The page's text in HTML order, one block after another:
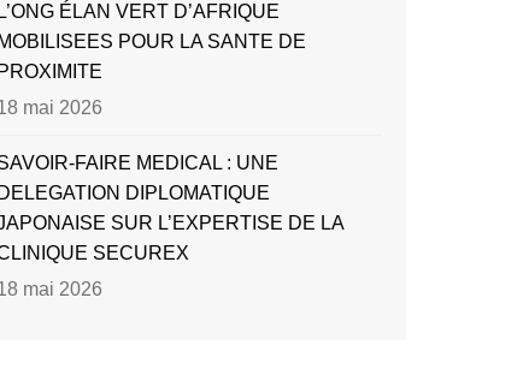
L’ONG ÉLAN VERT D’AFRIQUE
MOBILISEES POUR LA SANTE DE
PROXIMITE
mai 2026
FAIRE MEDICAL : UNE
DELEGATION DIPLOMATIQUE
SUR L’EXPERTISE DE LA
SECUREX
mai 2026